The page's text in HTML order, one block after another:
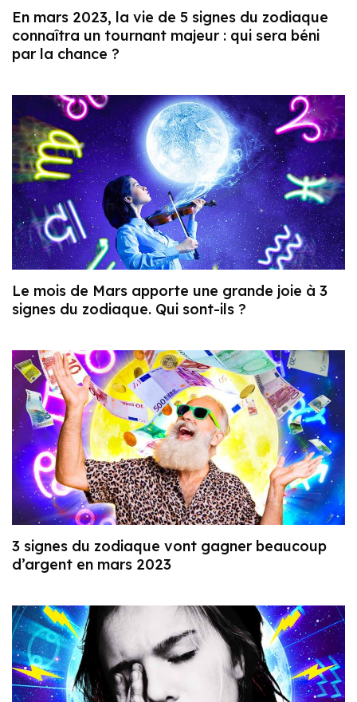
En mars 2023, la vie de 5 signes du zodiaque
connaîtra un tournant majeur : qui sera béni
par la chance ?
Le mois de Mars apporte une grande joie à 3
signes du zodiaque. Qui sont-ils ?
3 signes du zodiaque vont gagner beaucoup
d’argent en mars 2023